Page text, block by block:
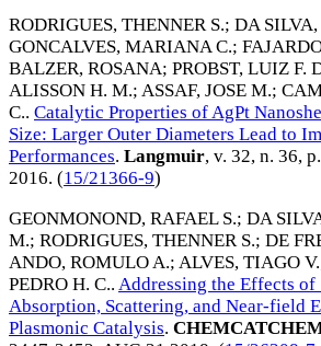
RODRIGUES, THENNER S.; DA
GONCALVES, MARIANA C.;
BALZER, ROSANA; PROBST, LUIZ F.
ALISSON H. M.; ASSAF, JOSE M.;
C.. Catalytic Properties of AgPt
Size: Larger Outer Diameters Lead to
Performances. Langmuir, v. 32, n. 36,
2016. (15/21366-9)
GEONMONOND, RAFAEL S.; DA
M.; RODRIGUES, THENNER S.; DE
ANDO, ROMULO A.; ALVES, TIAGO V.
PEDRO H. C.. Addressing the Effects of
Absorption, Scattering, and Near-field
Plasmonic Catalysis.